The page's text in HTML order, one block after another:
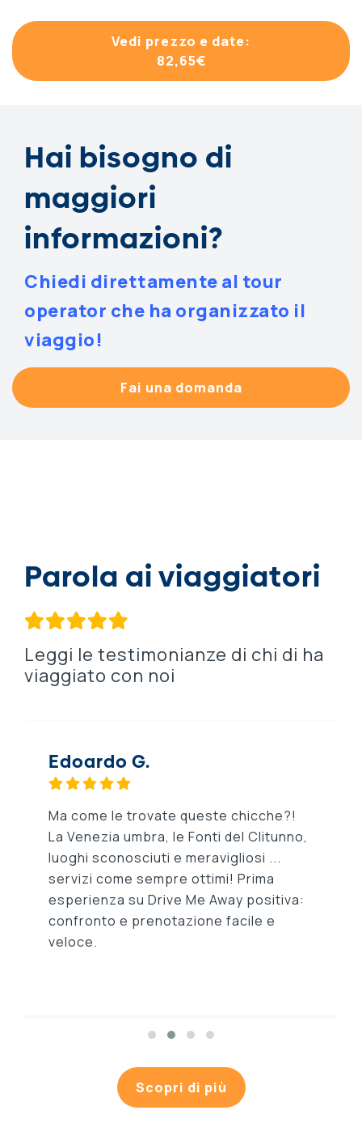
Vedi prezzo e date:
82,65€
Hai bisogno di
maggiori
informazioni?
Chiedi direttamente al tour
operator che ha organizzato il
viaggio!
Fai una domanda
Parola ai viaggiatori
Leggi le testimonianze di chi di ha
viaggiato con noi
Edoardo G.
Ma come le trovate queste chicche?!
La Venezia umbra, le Fonti del Clitunno,
luoghi sconosciuti e meravigliosi ...
servizi come sempre ottimi! Prima
esperienza su Drive Me Away positiva:
confronto e prenotazione facile e
veloce.
Scopri di più